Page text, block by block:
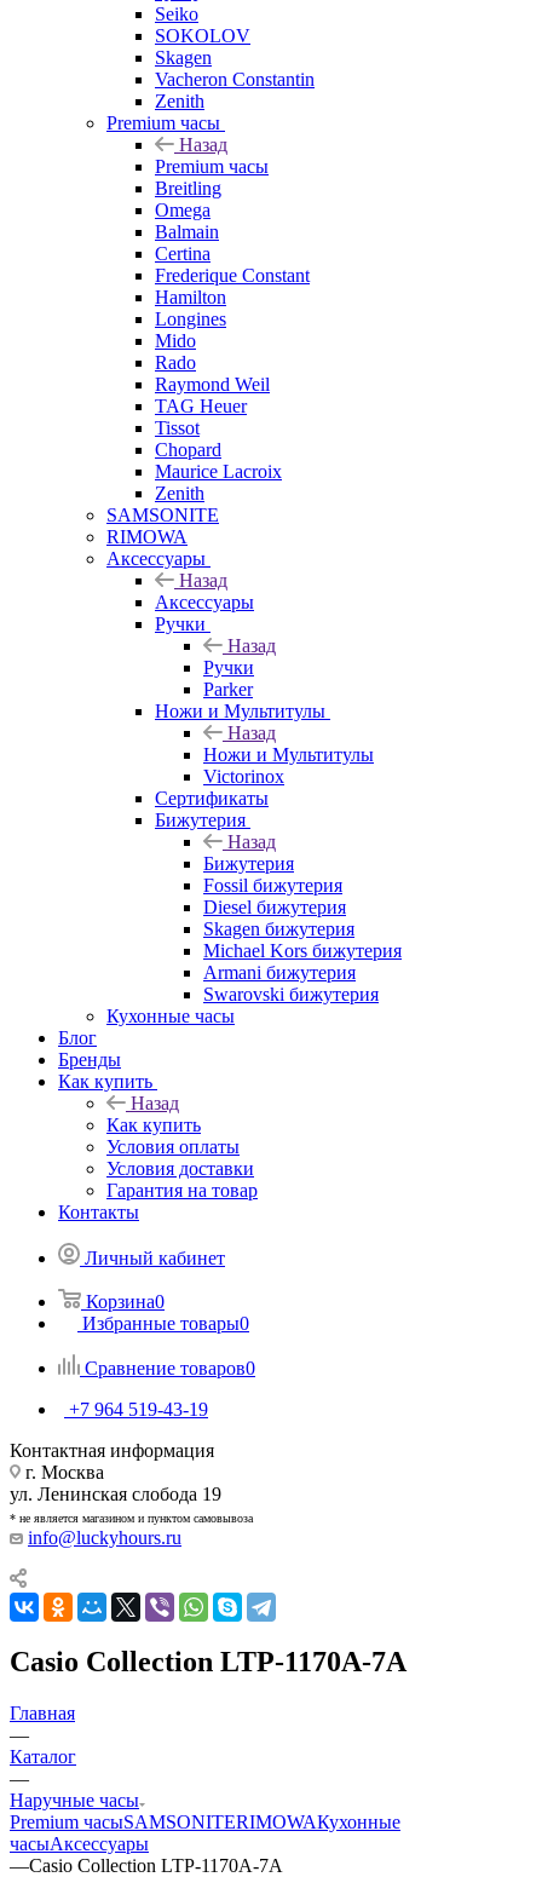
Seiko
SOKOLOV
Skagen
Vacheron Constantin
Zenith
Premium часы
Назад
Premium часы
Breitling
Omega
Balmain
Certina
Frederique Constant
Hamilton
Longines
Mido
Rado
Raymond Weil
TAG Heuer
Tissot
Chopard
Maurice Lacroix
Zenith
SAMSONITE
RIMOWA
Аксессуары
Назад
Аксессуары
Ручки
Назад
Ручки
Parker
Ножи и Мультитулы
Назад
Ножи и Мультитулы
Victorinox
Сертификаты
Бижутерия
Назад
Бижутерия
Fossil бижутерия
Diesel бижутерия
Skagen бижутерия
Michael Kors бижутерия
Armani бижутерия
Swarovski бижутерия
Кухонные часы
Блог
Бренды
Как купить
Назад
Как купить
Условия оплаты
Условия доставки
Гарантия на товар
Контакты
Личный кабинет
Корзина0
Избранные товары0
Сравнение товаров0
+7 964 519-43-19
Контактная информация
г. Москва
ул. Ленинская слобода 19
* не является магазином и пунктом самовывоза
info@luckyhours.ru
Casio Collection LTP-1170A-7A
Главная
—
Каталог
—
Наручные часы
Premium часыSAMSONITERIMOWAКухонные
часыАксессуары
—Casio Collection LTP-1170A-7A